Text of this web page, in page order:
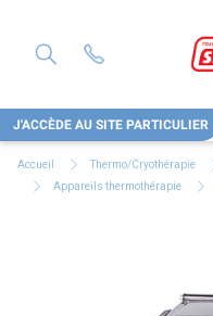
J'ACCÈDE AU SITE PARTICULIER
Accueil Thermo/Cryothérapie
Appareils thermothérapie